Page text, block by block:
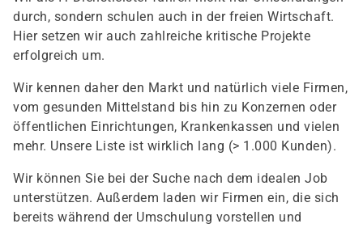
durch, sondern schulen auch in der freien Wirtschaft.
Hier setzen wir auch zahlreiche kritische Projekte
erfolgreich um.
Wir kennen daher den Markt und natürlich viele Firmen,
vom gesunden Mittelstand bis hin zu Konzernen oder
öffentlichen Einrichtungen, Krankenkassen und vielen
mehr. Unsere Liste ist wirklich lang (> 1.000 Kunden).
Wir können Sie bei der Suche nach dem idealen Job
unterstützen. Außerdem laden wir Firmen ein, die sich
bereits während der Umschulung vorstellen und